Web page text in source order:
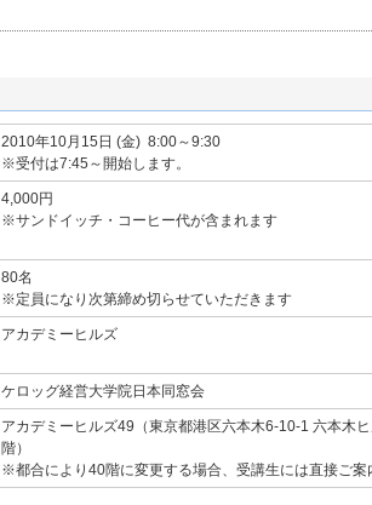
2010年10月15日 (金) 8:00～9:30
※受付は7:45～開始します。
4,000円
※サンドイッチ・コーヒー代が含まれます
80名
※定員になり次第締め切らせていただきます
アカデミーヒルズ
ケロッグ経営大学院日本同窓会
アカデミーヒルズ49（東京都港区六本木6-10-1 六本木
階）
※都合により40階に変更する場合、受講生には直接ご案